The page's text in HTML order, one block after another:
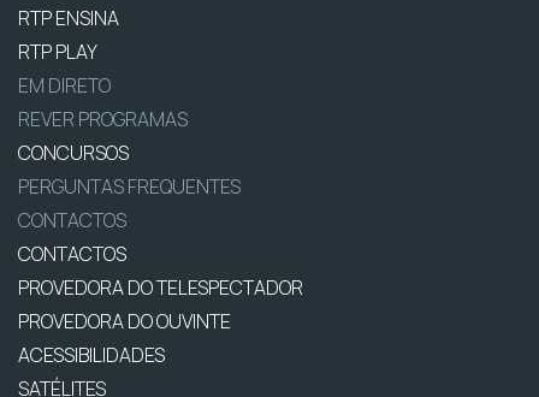
RTP ENSINA
RTP PLAY
EM DIRETO
REVER PROGRAMAS
CONCURSOS
PERGUNTAS FREQUENTES
CONTACTOS
CONTACTOS
PROVEDORA DO TELESPECTADOR
PROVEDORA DO OUVINTE
ACESSIBILIDADES
SATÉLITES